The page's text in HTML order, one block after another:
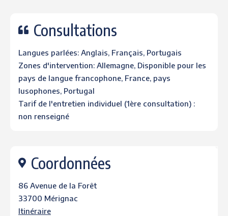
Consultations
Langues parlées: Anglais, Français, Portugais
Zones d'intervention: Allemagne, Disponible pour les
pays de langue francophone, France, pays
lusophones, Portugal
Tarif de l'entretien individuel (1ère consultation) :
non renseigné
Coordonnées
86 Avenue de la Forêt
33700 Mérignac
Itinéraire